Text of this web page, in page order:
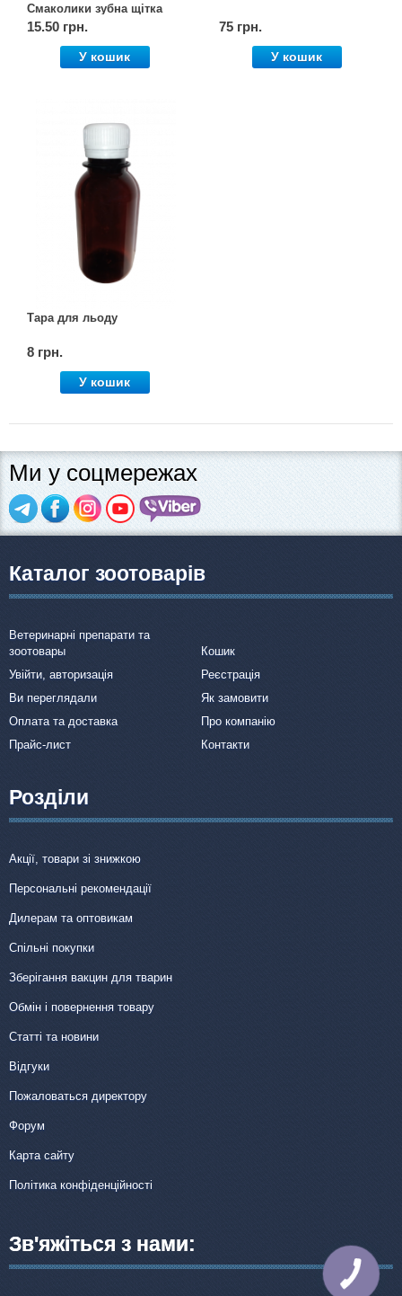
Смаколики зубна щітка
морквяна, 8-8,5 см
15.50 грн.
У кошик
75 грн.
У кошик
Тара для льоду
8 грн.
У кошик
Ми у соцмережах
Каталог зоотоварів
Ветеринарні препарати та
зоотовары
Кошик
Увійти, авторизація
Реєстрація
Ви переглядали
Як замовити
Оплата та доставка
Про компанію
Прайс-лист
Контакти
Розділи
Акції, товари зі знижкою
Персональні рекомендації
Дилерам та оптовикам
Спільні покупки
Зберігання вакцин для тварин
Обмін і повернення товару
Статті та новини
Відгуки
Пожаловаться директору
Форум
Карта сайту
Політика конфіденційності
Зв'яжіться з нами:
КНОПКА
ЗВ'ЯЗКУ